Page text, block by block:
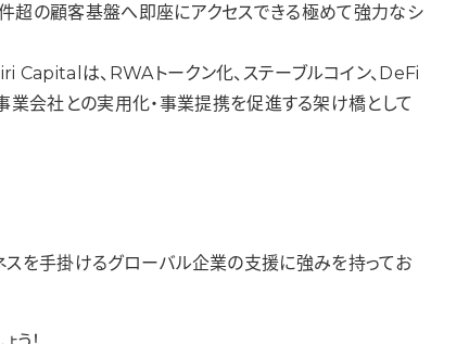
件超の顧客基盤へ即座にアクセスできる極めて強力なシ
は、RWAトークン化、ステーブルコイン、DeFi
業会社との実用化・事業提携を促進する架け橋として
スを手掛けるグローバル企業の支援に強みを持ってお